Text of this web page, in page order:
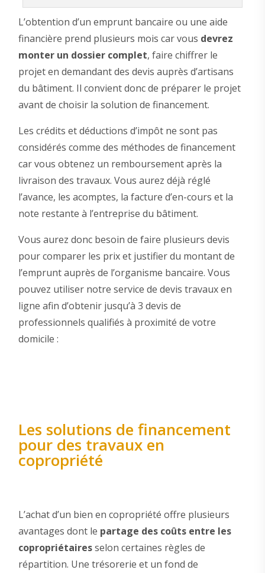
L’obtention d’un emprunt bancaire ou une aide
financière prend plusieurs mois car vous devrez
monter un dossier complet, faire chiffrer le
projet en demandant des devis auprès d’artisans
du bâtiment. Il convient donc de préparer le projet
avant de choisir la solution de financement.
Les crédits et déductions d’impôt ne sont pas
considérés comme des méthodes de financement
car vous obtenez un remboursement après la
livraison des travaux. Vous aurez déjà réglé
l’avance, les acomptes, la facture d’en-cours et la
note restante à l’entreprise du bâtiment.
Vous aurez donc besoin de faire plusieurs devis
pour comparer les prix et justifier du montant de
l’emprunt auprès de l’organisme bancaire. Vous
pouvez utiliser notre service de devis travaux en
ligne afin d’obtenir jusqu’à 3 devis de
professionnels qualifiés à proximité de votre
domicile :
Les solutions de financement
pour des travaux en
copropriété
L’achat d’un bien en copropriété offre plusieurs
avantages dont le partage des coûts entre les
copropriétairesselon certaines règles de
répartition. Une trésorerie et un fond de